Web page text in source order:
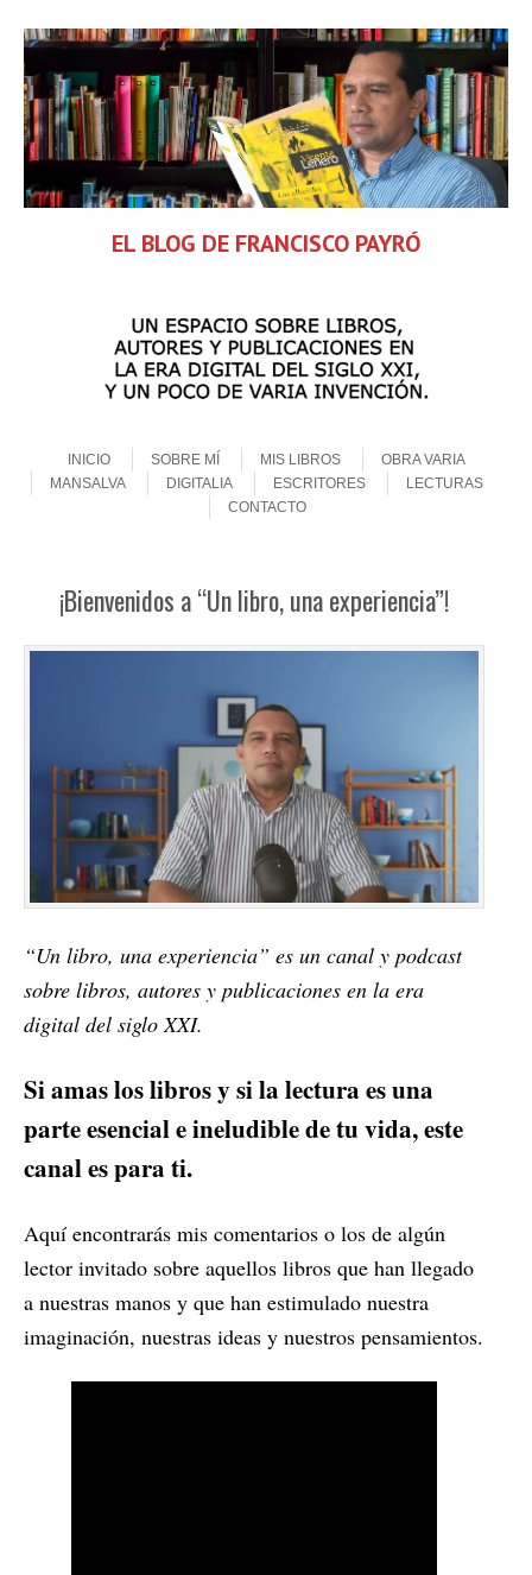
EL BLOG DE FRANCISCO PAYRÓ
MenuINICIO
SOBRE MÍ MIS LIBROS
OBRA VARIA
MANSALVA
DIGITALIA ESCRITORES
LECTURAS
CONTACTO
¡Bienvenidos a “Un libro, una experiencia”!
“Un libro, una experiencia” es un canal y podcast
sobre libros, autores y publicaciones en la era
digital del siglo XXI.
Si amas los libros y si la lectura es una
parte esencial e ineludible de tu vida, este
canal es para ti.
Aquí encontrarás mis comentarios o los de algún
lector invitado sobre aquellos libros que han llegado
a nuestras manos y que han estimulado nuestra
imaginación, nuestras ideas y nuestros pensamientos.